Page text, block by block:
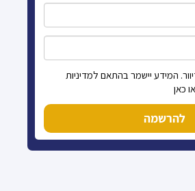
המידע יישמר בהתאם למדיניות
כאן
להרשמה